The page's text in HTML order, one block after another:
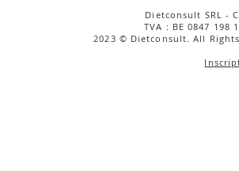
Salade
Dietconsult SRL -
TVA : BE 0847 198
2023 © Dietconsult. All